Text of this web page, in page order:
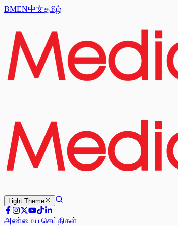
BMEN中文தமிழ்
Light Theme
அண்மைய செய்திகள்